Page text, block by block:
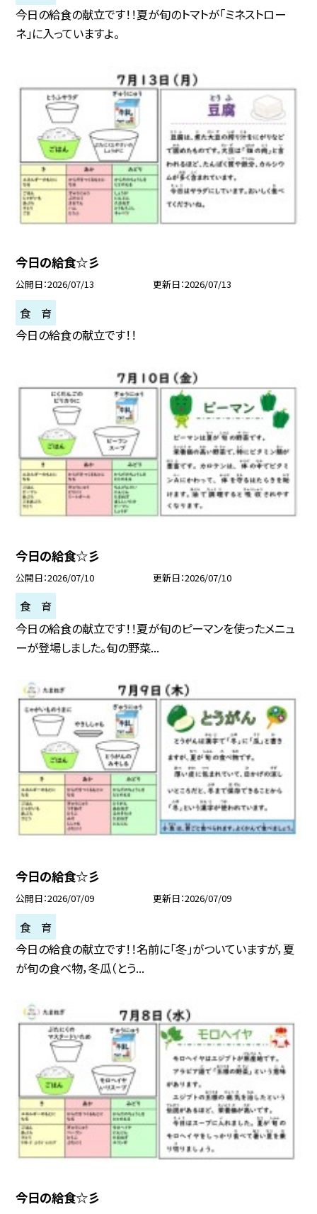
今日の給食の献立です！！夏が旬のトマトが「ミネストロー
ネ」に入っていますよ。
今日の給食☆彡
公開日 2026/07/13 更新日 2026/07/13
食 育
今日の給食の献立です！！
今日の給食☆彡
公開日 2026/07/10 更新日 2026/07/10
食 育
今日の給食の献立です！！夏が旬のピーマンを使ったメニュ
ーが登場しました。旬の野菜...
今日の給食☆彡
公開日 2026/07/09 更新日 2026/07/09
食 育
今日の給食の献立です！！名前に「冬」がついていますが，夏
が旬の食べ物，冬瓜（とう...
今日の給食☆彡